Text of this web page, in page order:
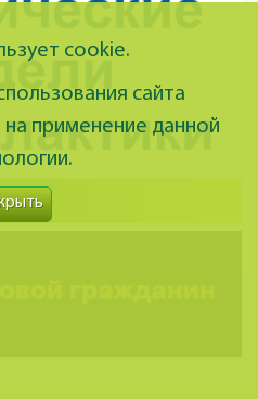
cookie.
сайта
на применение данной